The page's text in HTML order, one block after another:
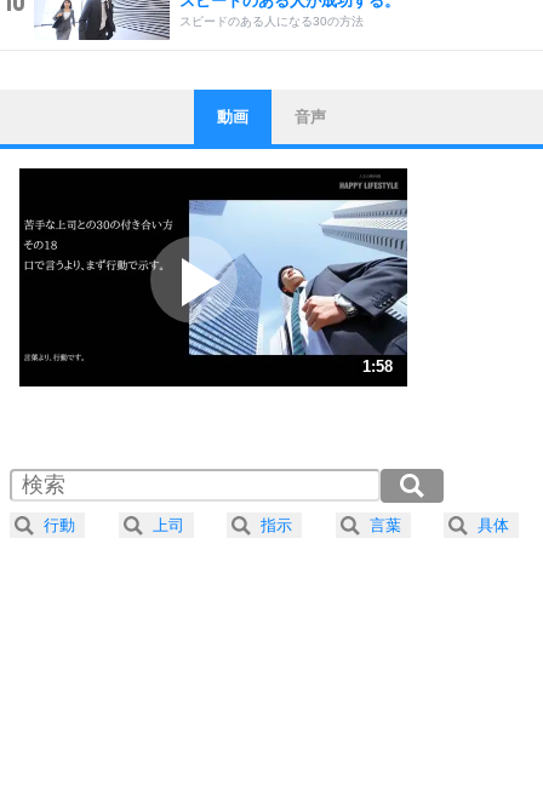
スピードのある人になる30の方法
1
ストレス対策
他人と比べない。
いっそのこと、他人を見ない。
いらいらしない人になる30の方法
ポジティブになれない原因は、行動しないから。
ポジティブ思考になる30の方法
ストレス対策
人生、なんとかなるもの。
気楽に生きる30の方法
4 器の大きい人は、怒りを優しさで表現する。
プラス思考
動画 音声
1:58
2.0倍速 （232KB 59秒）
2.5倍速 （186KB 47秒）
3.0倍速 （155KB 39秒）
行動 上司 指示 言葉 具体